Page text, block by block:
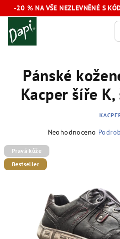
Přejít
na
-20 % NA VŠE NEZLEVNĚNÉ S
Pánské
Kacper šíře
produktu
je
0,0
Neohodnoceno
Pravá kůže
Bestseller